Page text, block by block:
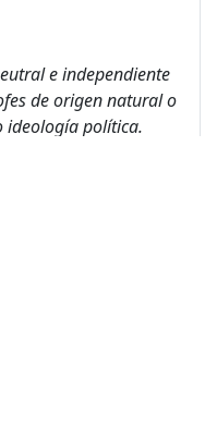
e independiente
de origen natural o
ideología política.